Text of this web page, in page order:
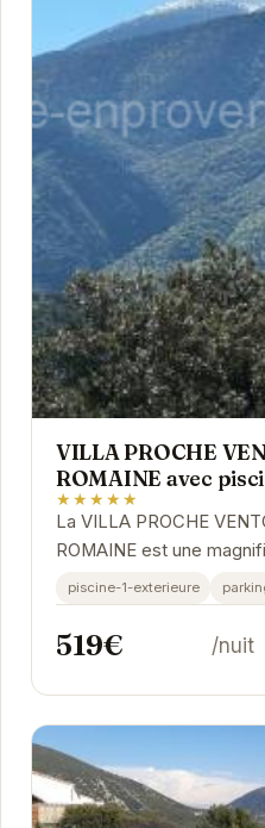
VILLA PROCHE
ROMAINE avec
★★★★★
La VILLA PROCHE
ROMAINE est une
le charmant village de
une vue...
piscine-1-exterieure
519€ /nuit